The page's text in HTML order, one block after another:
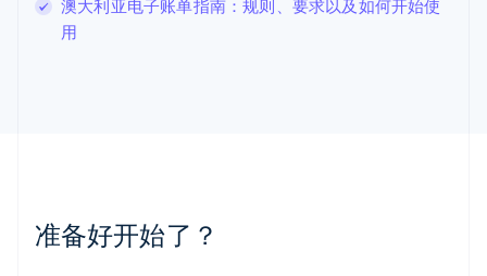
澳大利亚电子账单指南：规则、要求以及如何开始使
用
准备好开始了？
English
马尔他
English
葡萄牙